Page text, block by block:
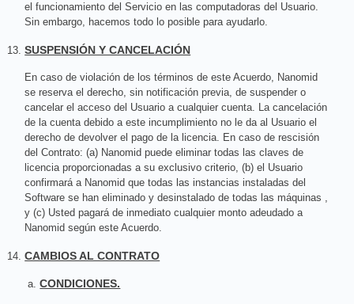
el funcionamiento del Servicio en las computadoras del Usuario.
Sin embargo, hacemos todo lo posible para ayudarlo.
SUSPENSIÓN Y CANCELACIÓN
En caso de violación de los términos de este Acuerdo, Nanomid
se reserva el derecho, sin notificación previa, de suspender o
cancelar el acceso del Usuario a cualquier cuenta. La cancelación
de la cuenta debido a este incumplimiento no le da al Usuario el
derecho de devolver el pago de la licencia. En caso de rescisión
del Contrato: (a) Nanomid puede eliminar todas las claves de
licencia proporcionadas a su exclusivo criterio, (b) el Usuario
confirmará a Nanomid que todas las instancias instaladas del
Software se han eliminado y desinstalado de todas las máquinas ,
y (c) Usted pagará de inmediato cualquier monto adeudado a
Nanomid según este Acuerdo.
CAMBIOS AL CONTRATO
CONDICIONES.